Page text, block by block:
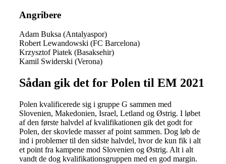
Angribere
Adam Buksa (Antalyaspor)
Robert Lewandowski (FC Barcelona)
Krzysztof Piatek (Basaksehir)
Kamil Swiderski (Verona)
Sådan gik det for Polen til EM 2021
Polen kvalificerede sig i gruppe G sammen med
Slovenien, Makedonien, Israel, Letland og Østrig. I løbet
af den første halvdel af kvalifikationen gik det godt for
Polen, der skovlede masser af point sammen. Dog løb de
ind i problemer til den sidste halvdel, hvor de kun fik i alt
et point fra kampene mod Slovenien og Østrig. Alt i alt
vandt de dog kvalifikationsgruppen med en god margin.